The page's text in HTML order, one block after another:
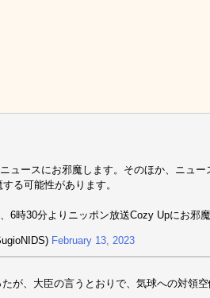
ュースにお邪魔します。そのほか、ニュ
る可能性があります。
6時30分よりニッポン放送Cozy Upにお邪魔
February 13, 2023
が、大臣の言うとおりで、気球への対領